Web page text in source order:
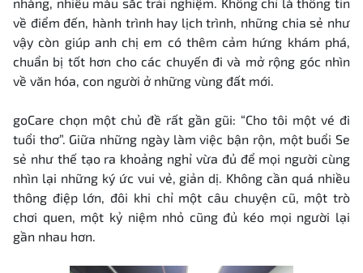
về điểm đến, hành trình hay lịch trình, những chia sẻ như
vậy còn giúp anh chị em có thêm cảm hứng khám phá,
chuẩn bị tốt hơn cho các chuyến đi và mở rộng góc nhìn
về văn hóa, con người ở những vùng đất mới.
goCare chọn một chủ đề rất gần gũi: “Cho tôi một vé đi
tuổi thơ”. Giữa những ngày làm việc bận rộn, một buổi Se
sẻ như thế tạo ra khoảng nghỉ vừa đủ để mọi người cùng
nhìn lại những ký ức vui vẻ, giản dị. Không cần quá nhiều
thông điệp lớn, đôi khi chỉ một câu chuyện cũ, một trò
chơi quen, một kỷ niệm nhỏ cũng đủ kéo mọi người lại
gần nhau hơn.